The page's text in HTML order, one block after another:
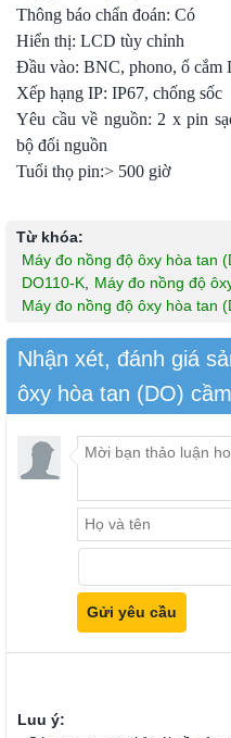
Thông báo chẩn đoán: Có
Hiển thị: LCD tùy chỉnh
Đầu vào: BNC, phono, ổ cắm
Xếp hạng IP: IP67, chống sốc
Yêu cầu về nguồn: 2 x pin
bộ đổi nguồn
Tuổi thọ pin:> 500 giờ
Từ khóa:
Máy đo nồng độ ôxy hòa tan
DO110-K, Máy đo nồng độ
Máy đo nồng độ ôxy hòa tan
Nhận xét, đánh giá
ôxy hòa tan (DO)
Luu ý: